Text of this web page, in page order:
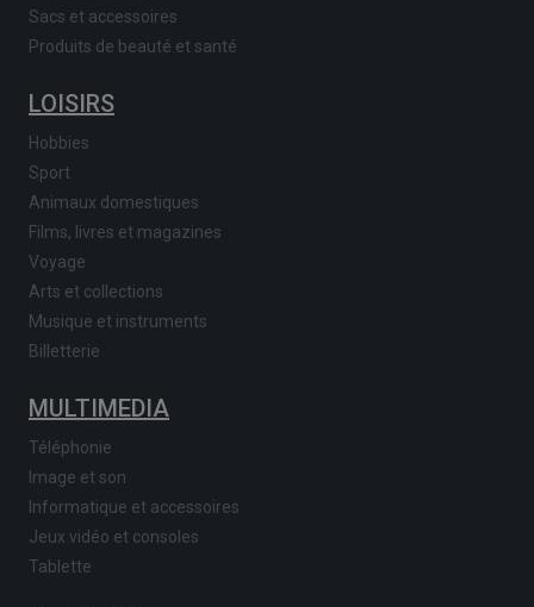
Sacs et accessoires
Produits de beauté et santé
LOISIRS
Hobbies
Sport
Animaux domestiques
Films, livres et magazines
Voyage
Arts et collections
Musique et instruments
Billetterie
MULTIMEDIA
Téléphonie
Image et son
Informatique et accessoires
Jeux vidéo et consoles
Tablette